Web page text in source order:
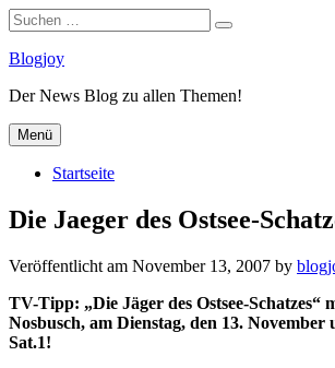
Suchen
nach:
Suchen
Zum
springen
Blogjoy
Der News Blog zu allen Themen!
Menü
Startseite
Die Jaeger des Ostsee-
Veröffentlicht am November 13, 2007 by
TV-Tipp: „Die Jäger des Ostsee-Schatzes“
Nosbusch, am Dienstag, den 13.
Sat.1!